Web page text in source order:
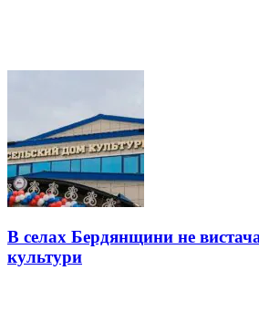
В селах Бердянщини не
культури